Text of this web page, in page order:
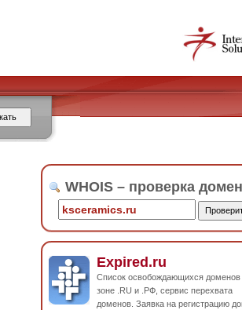
WHOIS – проверка
Expired.ru
Список освобождающихся доменов
зоне .RU и .РФ, сервис перехвата
доменов. Заявка на регистрацию